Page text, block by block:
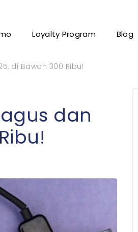
Loyalty Program Blog
di Bawah 300 Ribu!
dan